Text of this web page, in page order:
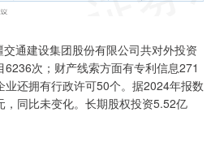
通建设集团股份有限公司共对外投资
次；财产线索方面有专利信息271
还拥有行政许可50个。据2024年报数
同比未变化。长期股权投资5.52亿